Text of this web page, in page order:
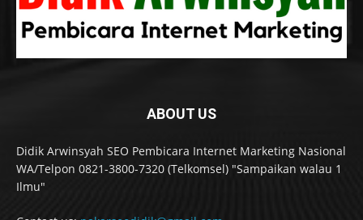
ABOUT US
Didik Arwinsyah SEO Pembicara Internet Marketing Nasional
WA/Telpon 0821-3800-7320 (Telkomsel) "Sampaikan walau 1
Ilmu"